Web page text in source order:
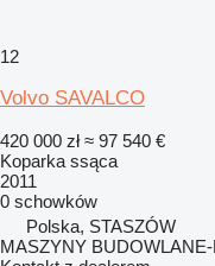
12
Volvo SAVALCO
420 000 zł ≈ 97 540 €
Koparka ssąca
2011
0 schowków
Polska, STASZÓW
MASZYNY